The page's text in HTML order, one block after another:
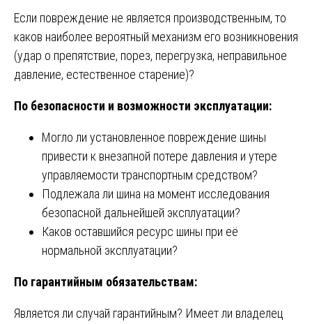
Если повреждение не является производственным, то
каков наиболее вероятный механизм его возникновения
(удар о препятствие, порез, перегрузка, неправильное
давление, естественное старение)?
По безопасности и возможности эксплуатации:
Могло ли установленное повреждение шины
привести к внезапной потере давления и утере
управляемости транспортным средством?
Подлежала ли шина на момент исследования
безопасной дальнейшей эксплуатации?
Каков оставшийся ресурс шины при её
нормальной эксплуатации?
По гарантийным обязательствам:
Является ли случай гарантийным? Имеет ли владелец